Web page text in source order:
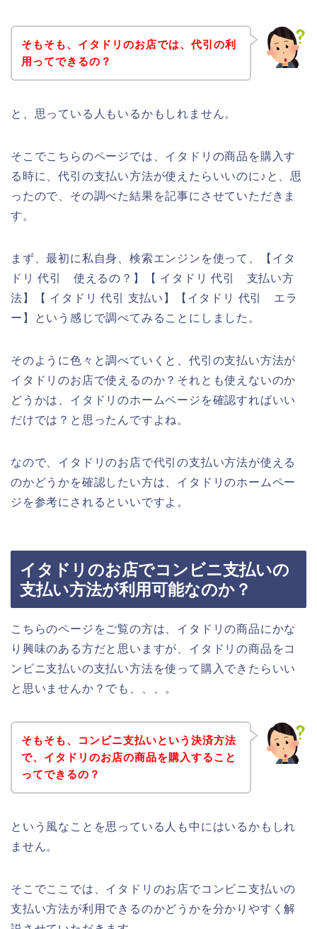
そもそも、イタドリのお店では、代引の利
用ってできるの？
と、思っている人もいるかもしれません。
そこでこちらのページでは、イタドリの商品を購入す
る時に、代引の支払い方法が使えたらいいのに♪と、思
ったので、その調べた結果を記事にさせていただきま
す。
まず、最初に私自身、検索エンジンを使って、【イタ
ドリ 代引 使えるの？】【 イタドリ 代引 支払い方
法】【 イタドリ 代引 支払い】【イタドリ 代引 エラ
ー】という感じで調べてみることにしました。
そのように色々と調べていくと、代引の支払い方法が
イタドリのお店で使えるのか？それとも使えないのか
どうかは、イタドリのホームページを確認すればいい
だけでは？と思ったんですよね。
なので、イタドリのお店で代引の支払い方法が使える
のかどうかを確認したい方は、イタドリのホームペー
ジを参考にされるといいですよ。
イタドリのお店でコンビニ支払いの
支払い方法が利用可能なのか？
こちらのページをご覧の方は、イタドリの商品にかな
り興味のある方だと思いますが、イタドリの商品をコ
ンビニ支払いの支払い方法を使って購入できたらいい
と思いませんか？でも、、、。
そもそも、コンビニ支払いという決済方法
で、イタドリのお店の商品を購入すること
ってできるの？
という風なことを思っている人も中にはいるかもしれ
ません。
そこでここでは、イタドリのお店でコンビニ支払いの
支払い方法が利用できるのかどうかを分かりやすく解